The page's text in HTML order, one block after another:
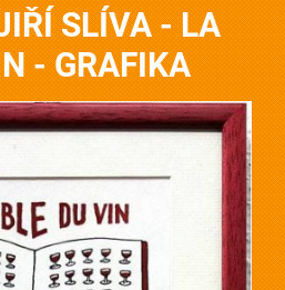
SLÍVA - LA
- GRAFIKA